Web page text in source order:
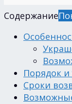
Содержание
Порядок и
Сроки